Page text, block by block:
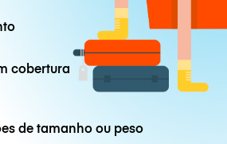
cobertura
de tamanho ou peso